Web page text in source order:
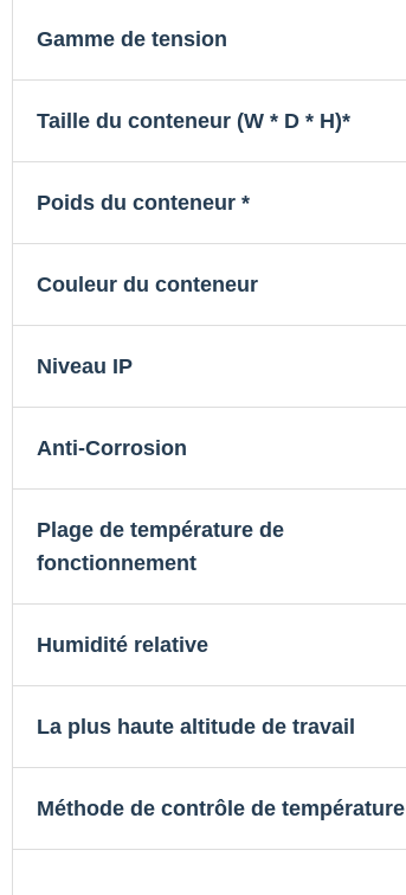
Gamme de tension
Taille du conteneur (W * D * H)*
Poids du conteneur *
Couleur du conteneur
Niveau IP
Anti-Corrosion
Plage de température de
fonctionnement
Humidité relative
La plus haute altitude de travail
Méthode de contrôle de température